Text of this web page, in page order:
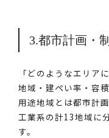
3.都市計画・
「どのようなエリア
地域・建ぺい率・容
用途地域とは都市計
工業系の計13地域に
す。